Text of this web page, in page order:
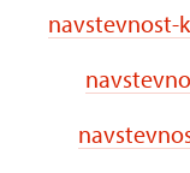
navstevnost-